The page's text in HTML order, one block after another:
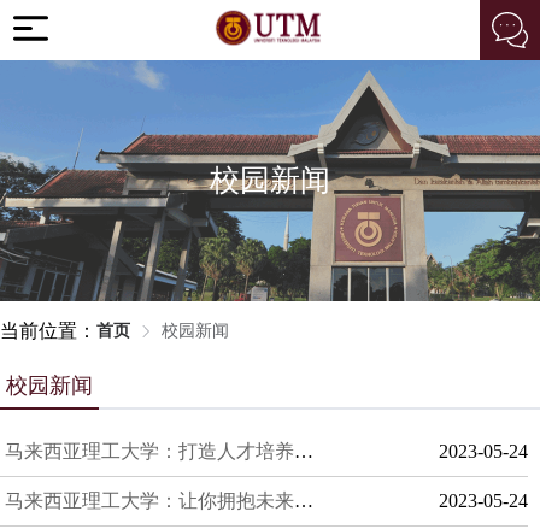
校园新闻
当前位置： 首页 校园新闻
校园新闻
马来西亚理工大学：打造人才培养的智慧平台 2023-05-24
马来西亚理工大学：让你拥抱未来的力量 2023-05-24